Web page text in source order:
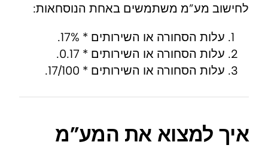
לחישוב מע”מ משתמשים באחת הנוסחאות:
עלות הסחורה או השירותים * 17%.
עלות הסחורה או השירותים * 0.17.
עלות הסחורה או השירותים * 17/100.
איך למצוא את המע”מ